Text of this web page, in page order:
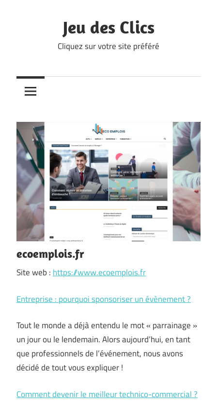
Jeu des Clics
Cliquez sur votre site préféré
ecoemplois.fr
Site web : https://www.ecoemplois.fr
Entreprise : pourquoi sponsoriser un évènement ?
Tout le monde a déjà entendu le mot « parrainage »
un jour ou le lendemain. Alors aujourd’hui, en tant
que professionnels de l’événement, nous avons
décidé de tout vous expliquer !
Comment devenir le meilleur technico-commercial ?